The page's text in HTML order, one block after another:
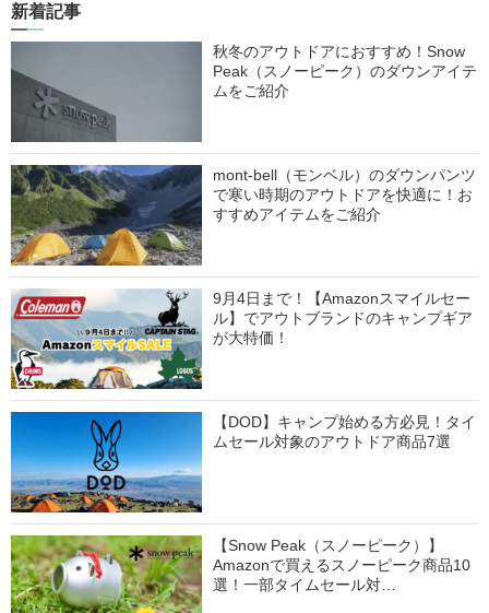
新着記事
秋冬のアウトドアにおすすめ！Snow
Peak（スノーピーク）のダウンアイテ
ムをご紹介
mont-bell（モンベル）のダウンパンツ
で寒い時期のアウトドアを快適に！お
すすめアイテムをご紹介
9月4日まで！【Amazonスマイルセー
ル】でアウトブランドのキャンプギア
が大特価！
【DOD】キャンプ始める方必見！タイ
ムセール対象のアウトドア商品7選
【Snow Peak（スノーピーク）】
Amazonで買えるスノーピーク商品10
選！一部タイムセール対…